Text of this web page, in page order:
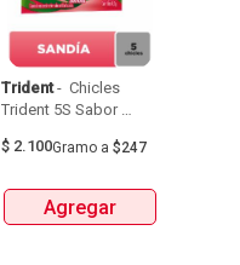
Trident - Chicles
Trident 5S Sabor
$ 2.100Gramo a $247
Agregar